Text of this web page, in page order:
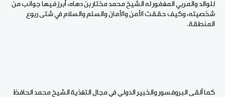
للوالد والمربي المغفور له الشيخ محمد مختار بن دهاه، أبرز فيها جوانب من
شخصيته، وكيف حققت الأمن والأمان والسلم والسلام في شتى ربوع
المنطقة.
كما ألقى البروفسور والخبير الدولي في مجال التغذية الشيخ محمد الحافظ